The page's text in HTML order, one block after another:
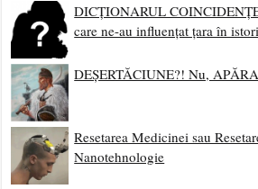
DICȚIONARUL
care ne-au influențat țara în
DEȘERTĂCIUNE?! Nu,
Resetarea Medicinei sau
Nanotehnologie